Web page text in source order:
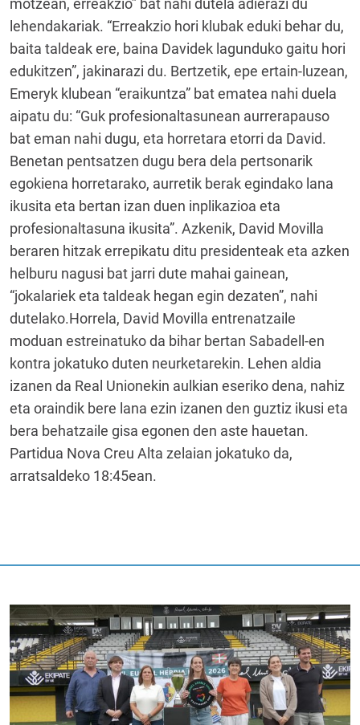
lehendakariak. “Erreakzio hori klubak eduki behar du,
baita taldeak ere, baina Davidek lagunduko gaitu hori
edukitzen”, jakinarazi du. Bertzetik, epe ertain-luzean,
Emeryk klubean “eraikuntza” bat ematea nahi duela
aipatu du: “Guk profesionaltasunean aurrerapauso
bat eman nahi dugu, eta horretara etorri da David.
Benetan pentsatzen dugu bera dela pertsonarik
egokiena horretarako, aurretik berak egindako lana
ikusita eta bertan izan duen inplikazioa eta
profesionaltasuna ikusita”. Azkenik, David Movilla
beraren hitzak errepikatu ditu presidenteak eta azken
helburu nagusi bat jarri dute mahai gainean,
“jokalariek eta taldeak hegan egin dezaten”, nahi
dutelako.Horrela, David Movilla entrenatzaile
moduan estreinatuko da bihar bertan Sabadell-en
kontra jokatuko duten neurketarekin. Lehen aldia
izanen da Real Unionekin aulkian eseriko dena, nahiz
eta oraindik bere lana ezin izanen den guztiz ikusi eta
bera behatzaile gisa egonen den aste hauetan.
Partidua Nova Creu Alta zelaian jokatuko da,
arratsaldeko 18:45ean.